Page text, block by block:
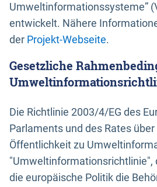
Umweltinformationssysteme”
entwickelt. Nähere
der Projekt-Webseite.
Gesetzliche
Die Richtlinie 2003/4/EG des
Parlaments und des Rates
Öffentlichkeit zu
"Umweltinformationsrichtlinie",
die europäische Politik die